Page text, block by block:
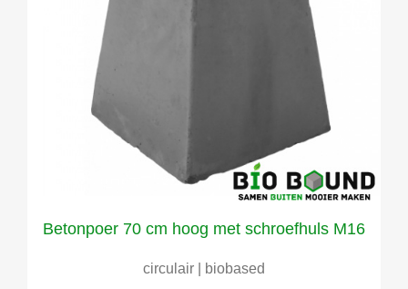
Betonpoer 70 cm hoog met schroefhuls M16
circulair | biobased